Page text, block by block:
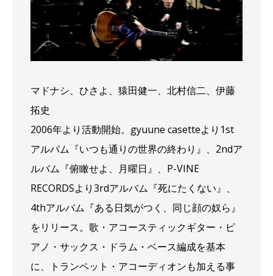
マドナシ、ひさよ、猿田健一、北村信二、伊藤
拓史
2006年より活動開始。gyuune casetteより1st
アルバム『いつも通りの世界の終わり』、2ndア
ルバム『俯瞰せよ、月曜日』、P-VINE
RECORDSより3rdアルバム『死にたくない』、
4thアルバム『ある日気がつく、同じ顔の奴ら』
をリリース。歌・アコースティックギター・ピ
アノ・サックス・ドラム・ベース編成を基本
に、トランペット・アコーディオンも加える事